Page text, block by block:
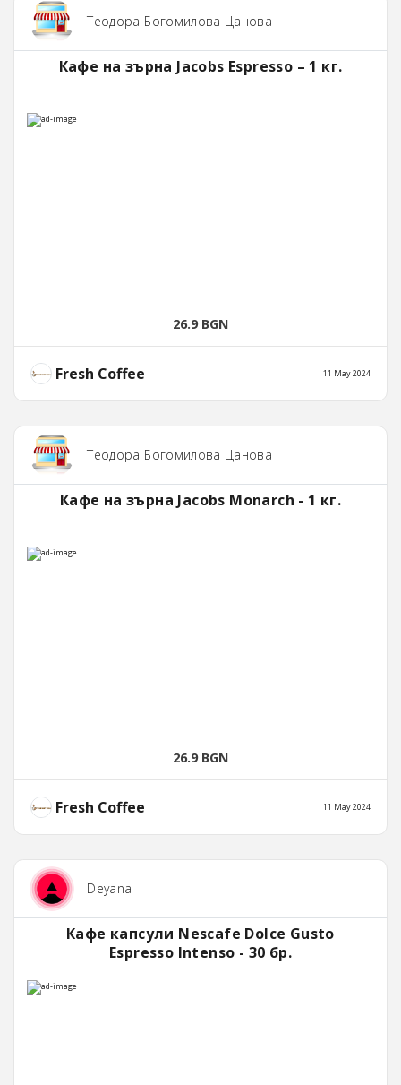
Теодора Богомилова Цанова
Кафе на зърна Jacobs Espresso – 1 кг.
26.9 BGN
Fresh Coffee 11 May 2024
Теодора Богомилова Цанова
Кафе на зърна Jacobs Monarch - 1 кг.
26.9 BGN
Fresh Coffee 11 May 2024
Deyana
Кафе капсули Nescafe Dolce Gusto
Espresso Intenso - 30 бр.